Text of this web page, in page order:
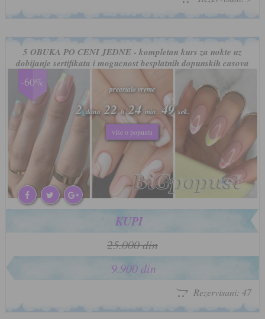
5 OBUKA PO CENI JEDNE - kompletan kurs za nokte uz
dobijanje sertifikata i mogucnost besplatnih dopunskih casova
-60%
preostalo vreme
2dana 22h 24 min. 46sek.
više o popustu
preostalo vreme
2dana 22h 24 min. 46sek.
više o popustu
KUPI
25.000 din
9.900 din
Rezervisani: 47